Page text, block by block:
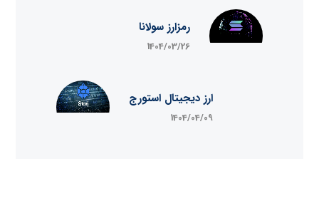
رمزارز سولانا
1404/03/26
ارز دیجیتال استورج
1404/04/09